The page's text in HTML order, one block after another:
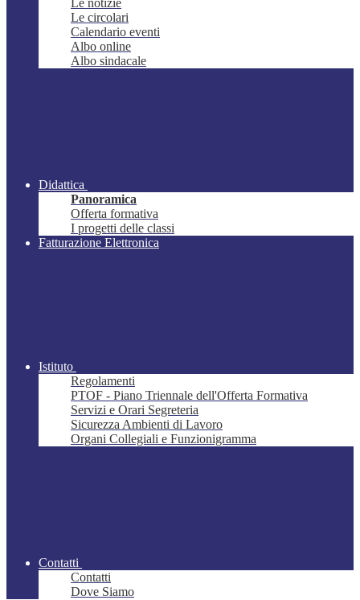
Le notizie
Le circolari
Calendario eventi
Albo online
Albo sindacale
Didattica
Panoramica
Offerta formativa
I progetti delle classi
Fatturazione Elettronica
Istituto
Regolamenti
PTOF - Piano Triennale dell'Offerta Formativa
Servizi e Orari Segreteria
Sicurezza Ambienti di Lavoro
Organi Collegiali e Funzionigramma
Contatti
Contatti
Dove Siamo